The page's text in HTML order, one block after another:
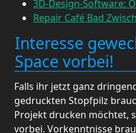
3D-Design-Software:
Repair Café Bad
Interesse
Space vorbei!
Falls ihr jetzt ganz
gedruckten Stopfpilz
Projekt drucken möchtet,
vorbei. Vorkenntnisse